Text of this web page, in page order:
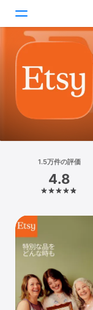
ゲーム
Arcade
検索
プラットフォーム
iPad
Mac
Watch
TV
1.5万件の評価
4.8